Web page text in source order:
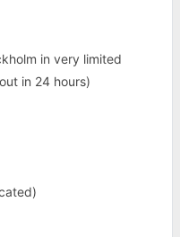
in very limited
in 24 hours)